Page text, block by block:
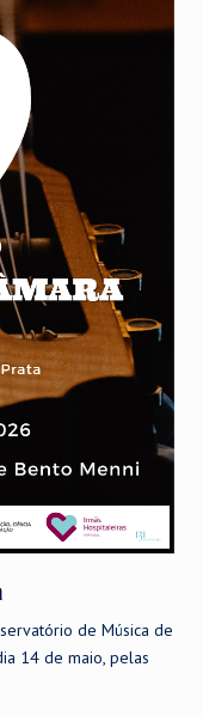
de Música de
14 de maio, pelas